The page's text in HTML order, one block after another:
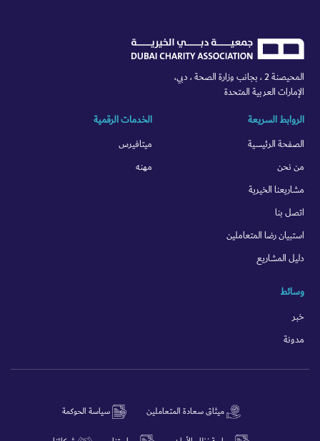
المحيصنة 2 ، بجانب وزارة الصحة ، دبي،
الإمارات العربية المتحدة
الروابط السريعة
الصفحة الرئيسية
من نحن
مشاريعنا الخيرية
اتصل بنا
استبيان رضا المتعاملين
دليل المشاريع
الخدمات الرقمية
ميتافيرس
مهنه
وسائط
خبر
مدونة
ميثاق سعادة المتعاملين سياسة الحوكمة